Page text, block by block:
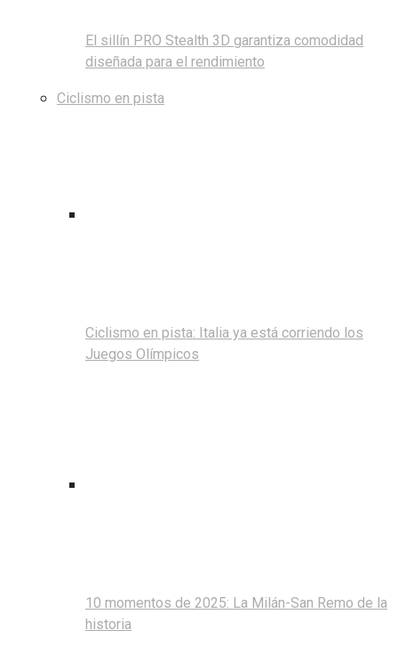
El sillín PRO Stealth 3D garantiza comodidad
diseñada para el rendimiento
Ciclismo en pista
Ciclismo en pista: Italia ya está corriendo los
Juegos Olímpicos
10 momentos de 2025: La Milán-San Remo de la
historia